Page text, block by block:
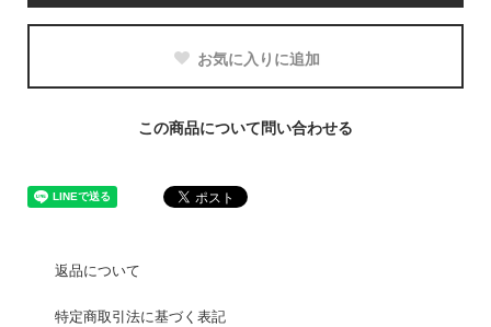
お気に入りに追加
この商品について問い合わせる
返品について
特定商取引法に基づく表記